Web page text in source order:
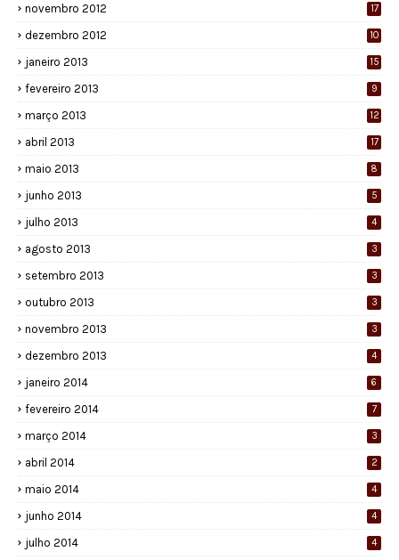
novembro 2012 17
dezembro 2012 10
janeiro 2013 15
fevereiro 2013 9
março 2013 12
abril 2013 17
maio 2013 8
junho 2013 5
julho 2013 4
agosto 2013 3
setembro 2013 3
outubro 2013 3
novembro 2013 3
dezembro 2013 4
janeiro 2014 6
fevereiro 2014 7
março 2014 3
abril 2014 2
maio 2014 4
junho 2014 4
julho 2014 4